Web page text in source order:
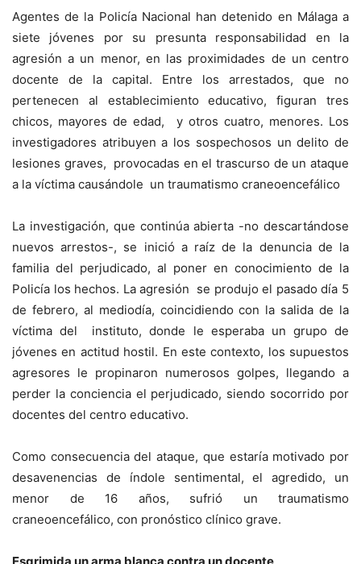
Agentes de la Policía Nacional han detenido en Málaga a
siete jóvenes por su presunta responsabilidad en la
agresión a un menor, en las proximidades de un centro
docente de la capital. Entre los arrestados, que no
pertenecen al establecimiento educativo, figuran tres
chicos, mayores de edad, y otros cuatro, menores. Los
investigadores atribuyen a los sospechosos un delito de
lesiones graves, provocadas en el trascurso de un ataque
a la víctima causándole un traumatismo craneoencefálico
La investigación, que continúa abierta -no descartándose
nuevos arrestos-, se inició a raíz de la denuncia de la
familia del perjudicado, al poner en conocimiento de la
Policía los hechos. La agresión se produjo el pasado día 5
de febrero, al mediodía, coincidiendo con la salida de la
víctima del instituto, donde le esperaba un grupo de
jóvenes en actitud hostil. En este contexto, los supuestos
agresores le propinaron numerosos golpes, llegando a
perder la conciencia el perjudicado, siendo socorrido por
docentes del centro educativo.
Como consecuencia del ataque, que estaría motivado por
desavenencias de índole sentimental, el agredido, un
menor de 16 años, sufrió un traumatismo
craneoencefálico, con pronóstico clínico grave.